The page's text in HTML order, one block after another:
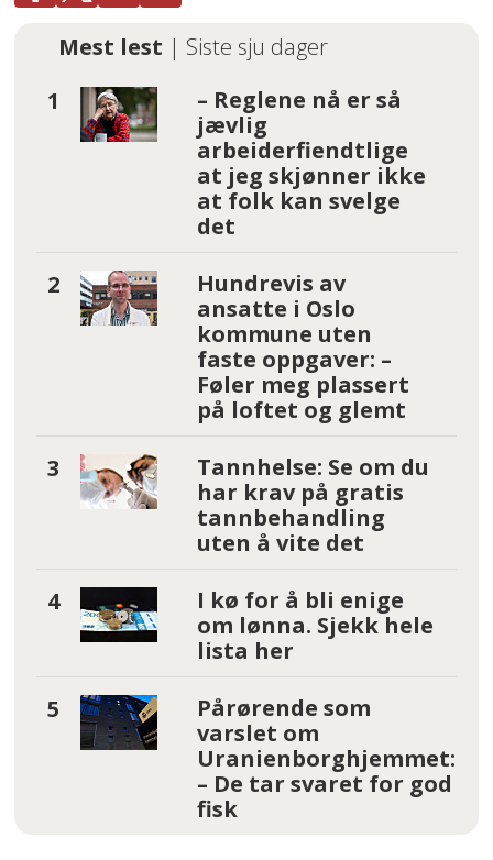
Mest lest | Siste sju dager
– Reglene nå er så
jævlig
arbeiderfiendtlige
at jeg skjønner ikke
at folk kan svelge
det
Hundrevis av
ansatte i Oslo
kommune uten
faste oppgaver: –
Føler meg plassert
på loftet og glemt
Tannhelse: Se om du
har krav på gratis
tannbehandling
uten å vite det
I kø for å bli enige
om lønna. Sjekk hele
lista her
Pårørende som
varslet om
Uranienborghjemmet:
– De tar svaret for god
fisk